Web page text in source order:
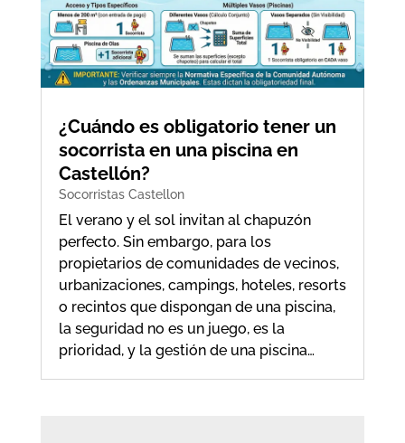
¿Cuándo es obligatorio tener un
socorrista en una piscina en
Castellón?
Socorristas Castellon
El verano y el sol invitan al chapuzón
perfecto. Sin embargo, para los
propietarios de comunidades de vecinos,
urbanizaciones, campings, hoteles, resorts
o recintos que dispongan de una piscina,
la seguridad no es un juego, es la
prioridad, y la gestión de una piscina…